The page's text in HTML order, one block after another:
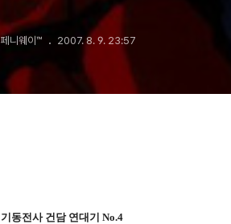
페니웨이™ 2007. 8. 9. 23:57
기동전사 건담 연대기 No.4